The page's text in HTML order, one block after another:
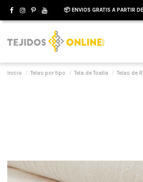
📦 ENVIOS GRATIS A PARTIR
Inicio Telas por tipo Tela de Toalla Telas de